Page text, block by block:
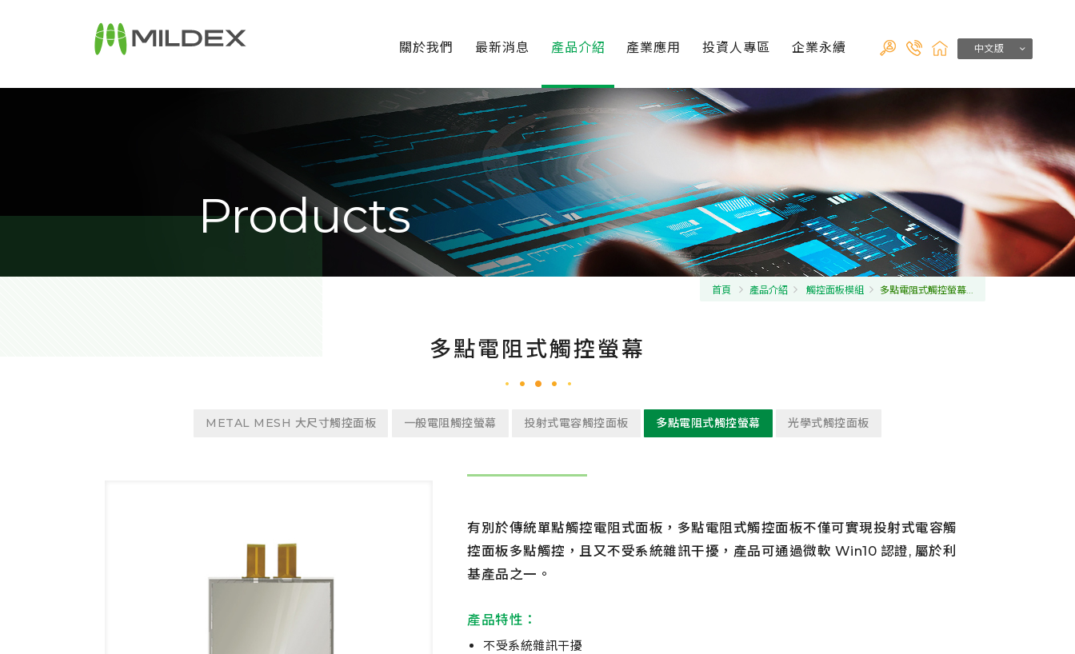
關於我們 最新消息 產品介紹 產業應用 投資人專區 企業永續 中文版
Products
首頁 產品介紹 觸控面板模組 多點電阻式觸控螢幕...
多點電阻式觸控螢幕
METAL MESH 大尺寸觸控面板 一般電阻觸控螢幕 投射式電容觸控面板 多點電阻式觸控螢幕 光學式觸控面板
有別於傳統單點觸控電阻式面板，多點電阻式觸控面板不僅可實現投射式電容觸
控面板多點觸控，且又不受系統雜訊干擾，產品可通過微軟 Win10 認證, 屬於利
基產品之一。
產品特性：
不受系統雜訊干擾